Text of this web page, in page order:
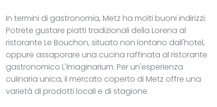
In termini di gastronomia, Metz ha molti buoni indirizzi.
Potrete gustare piatti tradizionali della Lorena al
ristorante Le Bouchon, situato non lontano dall'hotel,
oppure assaporare una cucina raffinata al ristorante
gastronomico L'Imaginarium. Per un'esperienza
culinaria unica, il mercato coperto di Metz offre una
varietà di prodotti locali e di stagione.